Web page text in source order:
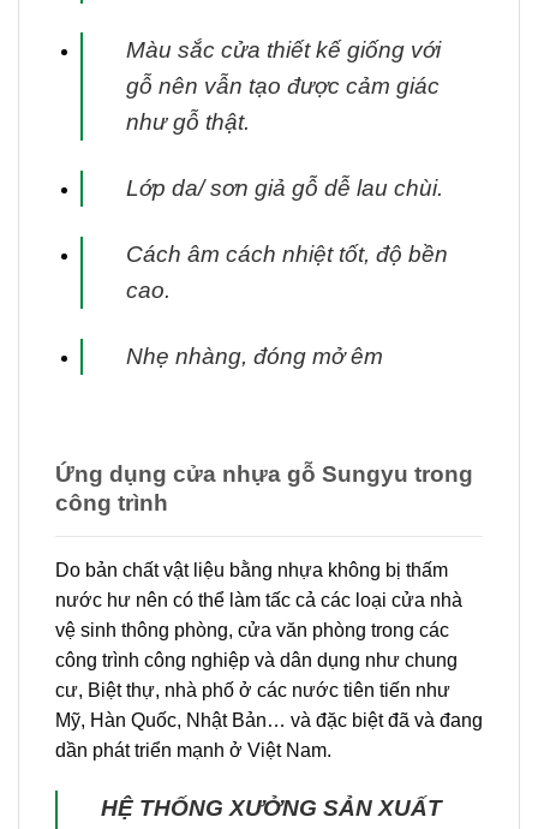
Màu sắc cửa thiết kế giống với
gỗ nên vẫn tạo được cảm giác
như gỗ thật.
Lớp da/ sơn giả gỗ dễ lau chùi.
Cách âm cách nhiệt tốt, độ bền
cao.
Nhẹ nhàng, đóng mở êm
Ứng dụng cửa nhựa gỗ Sungyu trong
công trình
Do bản chất vật liệu bằng nhựa không bị thấm
nước hư nên có thể làm tấc cả các loại cửa nhà
vệ sinh thông phòng, cửa văn phòng trong các
công trình công nghiệp và dân dụng như chung
cư, Biệt thự, nhà phố ở các nước tiên tiến như
Mỹ, Hàn Quốc, Nhật Bản… và đặc biệt đã và đang
dần phát triển mạnh ở Việt Nam.
HỆ THỐNG XƯỞNG SẢN XUẤT